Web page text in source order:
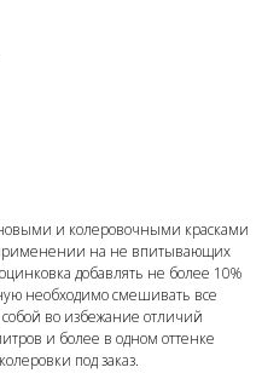
и колеровочными красками
на не впитывающих
добавлять не более 10%
необходимо смешивать все
во избежание отличий
и более в одном оттенке
под заказ.